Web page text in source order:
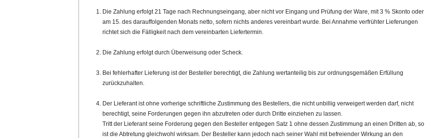
Die Zahlung erfolgt 21 Tage nach Rechnungseingang, aber nicht vor Eingang und Prüfung der Ware, mit 3 % Skonto oder
am 15. des darauffolgenden Monats netto, sofern nichts anderes vereinbart wurde. Bei Annahme verfrühter Lieferungen
richtet sich die Fälligkeit nach dem vereinbarten Liefertermin.
Die Zahlung erfolgt durch Überweisung oder Scheck.
Bei fehlerhafter Lieferung ist der Besteller berechtigt, die Zahlung wertanteilig bis zur ordnungsgemäßen Erfüllung
zurückzuhalten.
Der Lieferant ist ohne vorherige schriftliche Zustimmung des Bestellers, die nicht unbillig verweigert werden darf, nicht
berechtigt, seine Forderungen gegen ihn abzutreten oder durch Dritte einziehen zu lassen.
Tritt der Lieferant seine Forderung gegen den Besteller entgegen Satz 1 ohne dessen Zustimmung an einen Dritten ab, so
ist die Abtretung gleichwohl wirksam. Der Besteller kann jedoch nach seiner Wahl mit befreiender Wirkung an den